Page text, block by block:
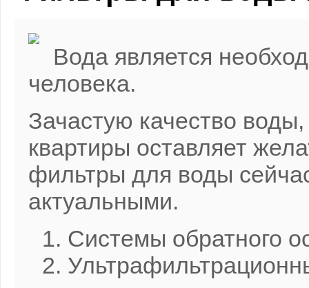
Вода является
человека.
Зачастую качество
квартиры оставляет
фильтры для воды
актуальными.
Системы обратного